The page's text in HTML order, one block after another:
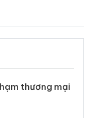
thương